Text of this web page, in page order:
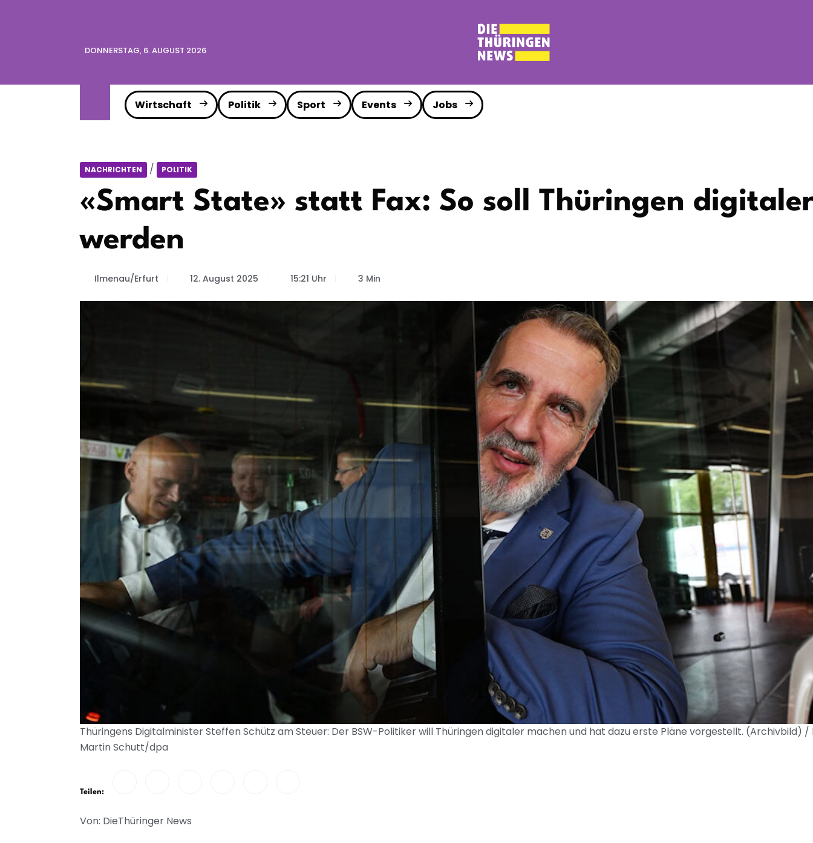
DONNERSTAG, 6. AUGUST 2026
Wirtschaft Politik Sport Events Jobs
NACHRICHTEN / POLITIK
«Smart State» statt Fax: So soll Thüringen
werden
Ilmenau/Erfurt 12. August 2025 15:21 Uhr 3 Min
Thüringens Digitalminister Steffen Schütz am Steuer: Der BSW-Politiker will Thüringen digitaler machen und hat dazu erste Pläne vorgestellt. (Archivbild) /
Martin Schutt/dpa
Teilen:
Von: DieThüringer News